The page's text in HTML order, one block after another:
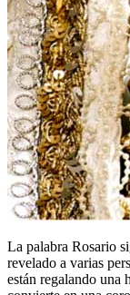
La palabra Rosario
revelado a varias
están regalando una